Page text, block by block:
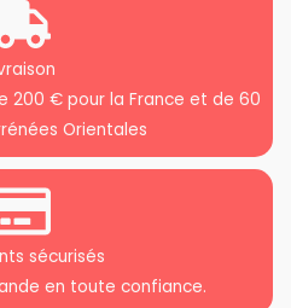
200 € pour la France et de 60
Orientales
sécurisés
en toute confiance.